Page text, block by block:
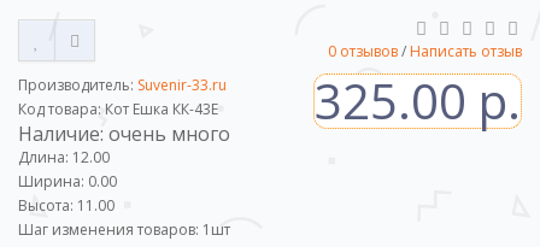
0 отзывов/ Написать отзыв
Производитель: Suvenir-33.ru
Код товара: Кот Ешка КК-43Е
Наличие: очень много
Длина: 12.00
Ширина: 0.00
Высота: 11.00
Шаг изменения товаров: 1 шт
325.00 р.